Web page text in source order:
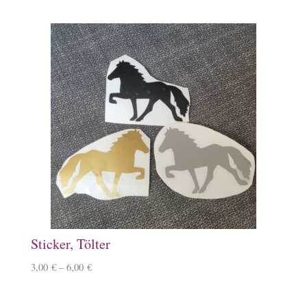
Sticker, Tölter
3,00 € –6,00 €